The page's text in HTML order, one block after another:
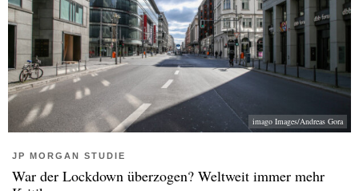
imago Images/Andreas Gora
JP MORGAN STUDIE
War der Lockdown überzogen? Weltweit immer mehr